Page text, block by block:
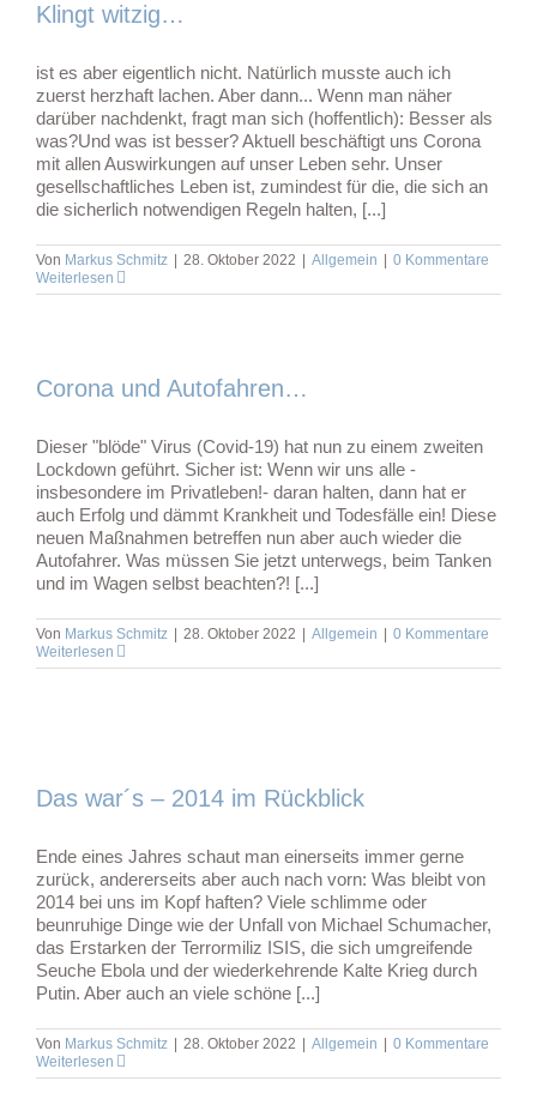
Klingt witzig…
ist es aber eigentlich nicht. Natürlich musste auch ich
zuerst herzhaft lachen. Aber dann... Wenn man näher
darüber nachdenkt, fragt man sich (hoffentlich): Besser als
was?Und was ist besser? Aktuell beschäftigt uns Corona
mit allen Auswirkungen auf unser Leben sehr. Unser
gesellschaftliches Leben ist, zumindest für die, die sich an
die sicherlich notwendigen Regeln halten, [...]
Von Markus Schmitz 28. Oktober 2022 Allgemein
0 Kommentare
Weiterlesen
Corona und Autofahren…
Dieser "blöde" Virus (Covid-19) hat nun zu einem zweiten
Lockdown geführt. Sicher ist: Wenn wir uns alle -
insbesondere im Privatleben!- daran halten, dann hat er
auch Erfolg und dämmt Krankheit und Todesfälle ein! Diese
neuen Maßnahmen betreffen nun aber auch wieder die
Autofahrer. Was müssen Sie jetzt unterwegs, beim Tanken
und im Wagen selbst beachten?! [...]
Von Markus Schmitz 28. Oktober 2022 Allgemein
0 Kommentare
Weiterlesen
Das war´s – 2014 im Rückblick
Ende eines Jahres schaut man einerseits immer gerne
zurück, andererseits aber auch nach vorn: Was bleibt von
2014 bei uns im Kopf haften? Viele schlimme oder
beunruhige Dinge wie der Unfall von Michael Schumacher,
das Erstarken der Terrormiliz ISIS, die sich umgreifende
Seuche Ebola und der wiederkehrende Kalte Krieg durch
Putin. Aber auch an viele schöne [...]
Von Markus Schmitz 28. Oktober 2022 Allgemein
0 Kommentare
Weiterlesen